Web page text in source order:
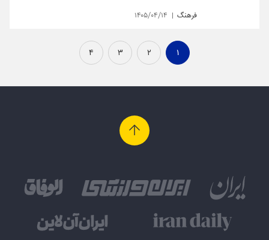
فرهنگ ۱۴۰۵/۰۴/۱۴
۱ ۲ ۳ ۴